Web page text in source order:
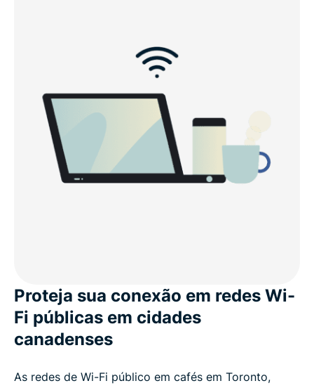
Why use a VPN in Canada?
Free VPNs for Canada vs ExpressVPN
Canada VPN features that help protect your
privacy
Is using a VPN legal in Canada?
Why millions choose ExpressVPN
Canada VPN FAQs
Proteja sua conexão em redes Wi-
Fi públicas em cidades
canadenses
As redes de Wi-Fi público em cafés em Toronto,